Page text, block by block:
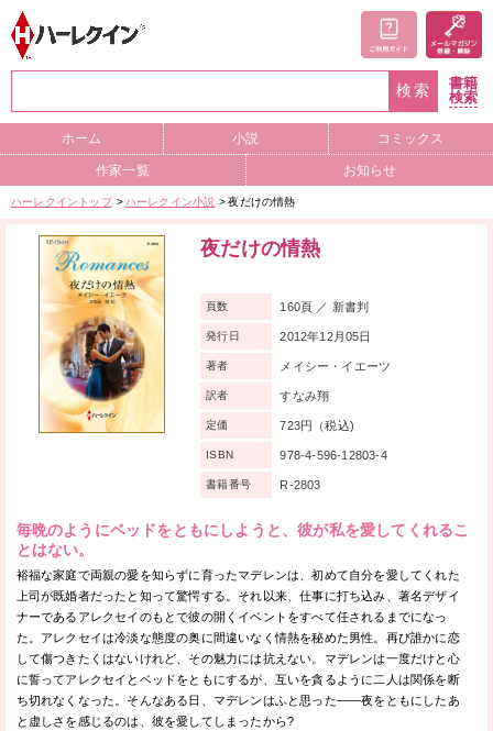
検索
書籍
検索
ホーム 小説 コミックス
作家一覧 お知らせ
ハーレクイントップ ハーレクイン小説 夜だけの情熱
夜だけの情熱
毎晩のようにベッドをともにしようと、彼が私を愛してくれるこ
とはない。
裕福な家庭で両親の愛を知らずに育ったマデレンは、初めて自分を愛してくれた
上司が既婚者だったと知って驚愕する。それ以来、仕事に打ち込み、著名デザイ
ナーであるアレクセイのもとで彼の開くイベントをすべて任されるまでになっ
た。アレクセイは冷淡な態度の奥に間違いなく情熱を秘めた男性。再び誰かに恋
して傷つきたくはないけれど、その魅力には抗えない。マデレンは一度だけと心
に誓ってアレクセイとベッドをともにするが、互いを貪るように二人は関係を断
ち切れなくなった。そんなある日、マデレンはふと思った——夜をともにしたあ
と虚しさを感じるのは、彼を愛してしまったから?
頁数 160頁 ／ 新書判
発行日 2012年12月05日
著者 メイシー・イエーツ
訳者 すなみ翔
定価 723円（税込)
ISBN 978-4-596-12803-4
書籍番号 R-2803